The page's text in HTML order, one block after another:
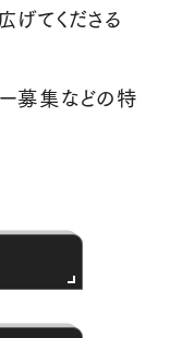
てくださる
募集などの特